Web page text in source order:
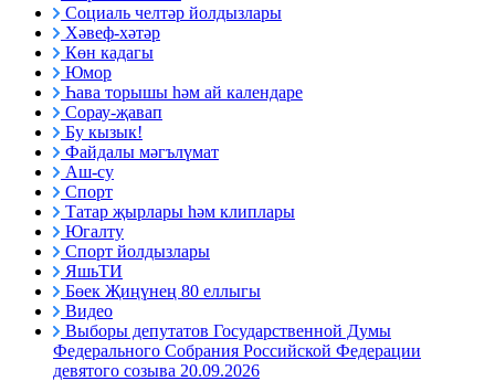
Социаль челтәр йолдызлары
Хәвеф-хәтәр
Көн кадагы
Юмор
Һава торышы һәм ай календаре
Сорау-җавап
Бу кызык!
Файдалы мәгълүмат
Аш-су
Спорт
Татар җырлары һәм клиплары
Югалту
Спорт йолдызлары
ЯшьТИ
Бөек Җиңүнең 80 еллыгы
Видео
Выборы депутатов Государственной Думы
Федерального Собрания Российской Федерации
девятого созыва 20.09.2026